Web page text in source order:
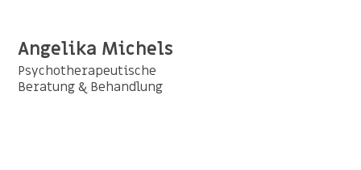
Angelika Michels
Psychotherapeutische
Beratung & Behandlung